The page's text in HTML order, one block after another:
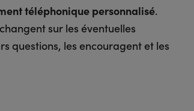
téléphonique personnalisé.
sur les éventuelles
questions, les encouragent et les